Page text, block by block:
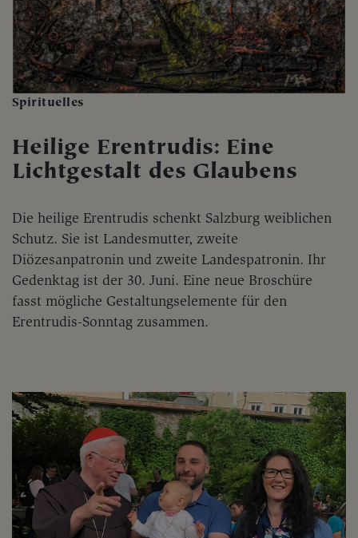
Spirituelles
Heilige Erentrudis: Eine
Lichtgestalt des Glaubens
Die heilige Erentrudis schenkt Salzburg weiblichen
Schutz. Sie ist Landesmutter, zweite
Diözesanpatronin und zweite Landespatronin. Ihr
Gedenktag ist der 30. Juni. Eine neue Broschüre
fasst mögliche Gestaltungselemente für den
Erentrudis-Sonntag zusammen.